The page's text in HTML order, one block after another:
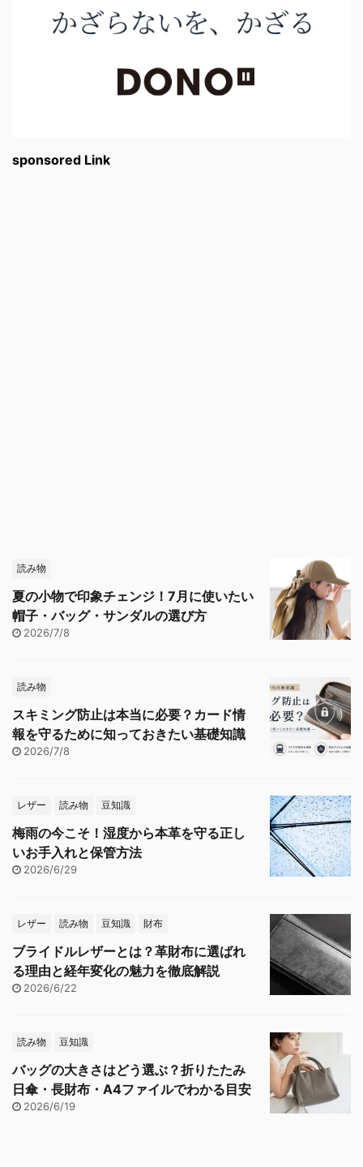
sponsored Link
読み物
夏の小物で印象チェンジ！7月に使いたい
帽子・バッグ・サンダルの選び方
2026/7/8
読み物
スキミング防止は本当に必要？カード情
報を守るために知っておきたい基礎知識
2026/7/8
レザー 読み物 豆知識
梅雨の今こそ！湿度から本革を守る正し
いお手入れと保管方法
2026/6/29
レザー 読み物 豆知識 財布
ブライドルレザーとは？革財布に選ばれ
る理由と経年変化の魅力を徹底解説
2026/6/22
読み物 豆知識
バッグの大きさはどう選ぶ？折りたたみ
日傘・長財布・A4ファイルでわかる目安
2026/6/19